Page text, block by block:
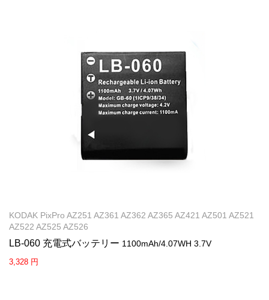
KODAK PixPro AZ251 AZ361 AZ362 AZ365 AZ421 AZ501 AZ521
AZ522 AZ525 AZ526
LB-060 充電式バッテリー 1100mAh/4.07WH 3.7V
3,328 円